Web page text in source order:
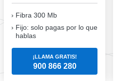
Fibra 300 Mb
Fijo: solo pagas por lo que
hablas
¡LLAMA GRATIS!
900 866 280